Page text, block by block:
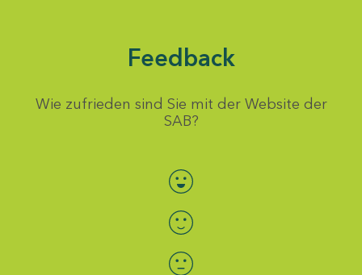
Feedback
Wie zufrieden sind Sie mit der Website der
SAB?
Bewertung auswählen